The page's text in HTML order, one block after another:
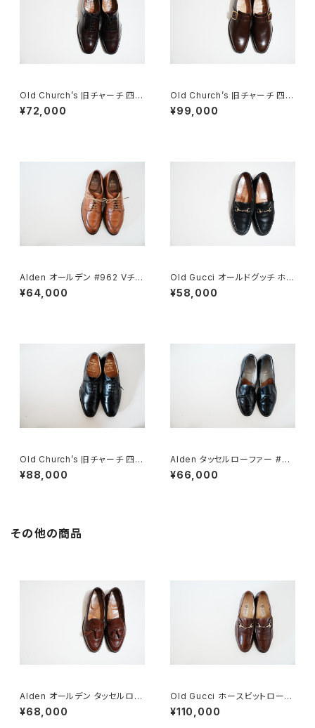
Old Church’s 旧チャーチ 四都
市 BELMONTパンチドキャップ
トウ 85G
¥72,000
Old Church’s 旧チャーチ 四都
市 ASTON シングルモンク 85
F
¥99,000
Alden オールデン #962 Vチッ
プ 9.5D
¥64,000
Old Gucci オールドグッチ ホー
スビットローファー 43E Black
ラバー
¥58,000
Old Church’s 旧チャーチ 四都
市 Consul 95D
¥88,000
Alden タッセルローファー #66
0 10C
¥66,000
その他の商品
Alden オールデン タッセルロー
ファー #560 8 D
¥68,000
Old Gucci ホースビットローフ
ァー 41.5 Dark Brown
¥110,000